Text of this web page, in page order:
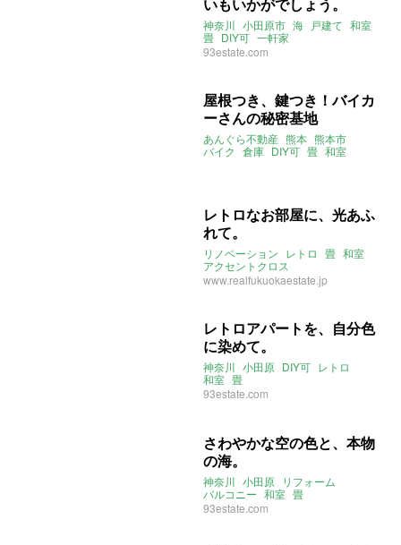
神奈川 小田原市 海 戸建て 和室
畳 DIY可 一軒家
93estate.com
屋根つき、鍵つき！バイカ
ーさんの秘密基地
あんぐら不動産 熊本 熊本市
バイク 倉庫 DIY可 畳 和室
レトロなお部屋に、光あふ
れて。
リノベーション レトロ 畳 和室
アクセントクロス
www.realfukuokaestate.jp
レトロアパートを、自分色
に染めて。
神奈川 小田原 DIY可 レトロ
和室 畳
93estate.com
さわやかな空の色と、本物
の海。
神奈川 小田原 リフォーム
バルコニー 和室 畳
オーシャンビュー
93estate.com